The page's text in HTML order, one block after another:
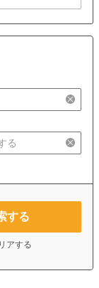
する
アする